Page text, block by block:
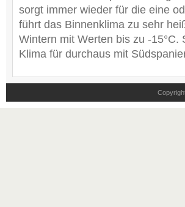
sorgt immer wieder für die eine
führt das Binnenklima zu sehr
Wintern mit Werten bis zu -
Klima für durchaus mit